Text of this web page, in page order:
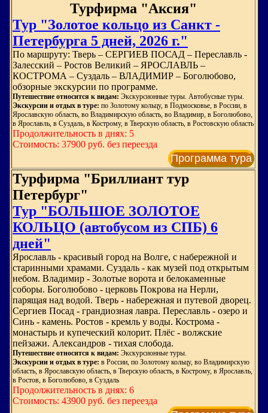
Турфирма "Аксия"
Тур "Золотое кольцо из Санкт -
Петербурга 5 дней, 2026 г."
По маршруту: Тверь – СЕРГИЕВ ПОСАД – Переславль -
Залесский – Ростов Великий – ЯРОСЛАВЛЬ –
КОСТРОМА – Суздаль – ВЛАДИМИР – Боголюбово,
обзорные экскурсии по программе.
Путешествие относится к видам: Экскурсионные туры. Автобусные туры.
Экскурсии и отдых в туре: по Золотому кольцу, в Подмосковье, в России, в
Ярославскую область, во Владимирскую область, во Владимир, в Боголюбово,
в Ярославль, в Суздаль, в Кострому, в Тверскую область, в Ростовскую область
Продолжительность в днях: 5
Стоимость: 37900 руб. без переезда
Программа тура
Турфирма "Бриллиант тур
Петербург"
Тур "БОЛЬШОЕ ЗОЛОТОЕ
КОЛЬЦО (автобусом из СПБ) 6
дней"
Ярославль - красивый город на Волге, с набережной и
старинными храмами. Суздаль - как музей под открытым
небом. Владимир - Золотые ворота и белокаменные
соборы. Боголюбово - церковь Покрова на Нерли,
парящая над водой. Тверь - набережная и путевой дворец.
Сергиев Посад - грандиозная лавра. Переславль - озеро и
Синь - камень. Ростов - кремль у воды. Кострома -
монастырь и купеческий колорит. Плёс - волжские
пейзажи. Александров - тихая слобода.
Путешествие относится к видам: Экскурсионные туры.
Экскурсии и отдых в туре: в России, по Золотому кольцу, во Владимирскую
область, в Ярославскую область, в Тверскую область, в Кострому, в Ярославль,
в Ростов, в Боголюбово, в Суздаль
Продолжительность в днях: 6
Стоимость: 43900 руб. без переезда